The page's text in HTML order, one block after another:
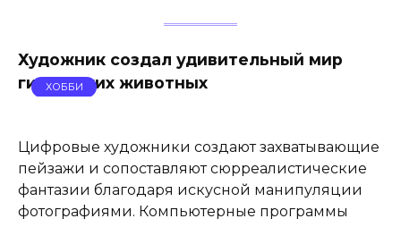
Художник создал удивительный мир
гигантских животных
ХОББИ
Цифровые художники создают захватывающие
пейзажи и сопоставляют сюрреалистические
фантазии благодаря искусной манипуляции
фотографиями. Компьютерные программы